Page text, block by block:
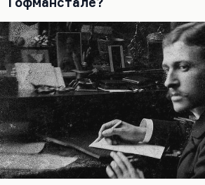
И сколько я стихов не написала,
И тайный хор их бродит вкруг меня
И, может быть, еще когда-нибудь
Меня задушит...